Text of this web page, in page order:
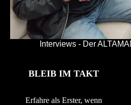
Interviews - Der
BLEIB IM TAKT
Erfahre als Erster, wenn